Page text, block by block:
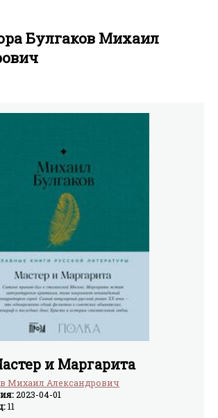
Булгаков Михаил
и Маргарита
Михаил Александрович
2023-04-01
11